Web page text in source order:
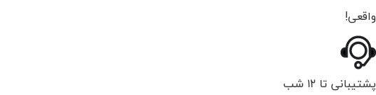
واقعی!
پشتیبانی تا ۱۲ شب